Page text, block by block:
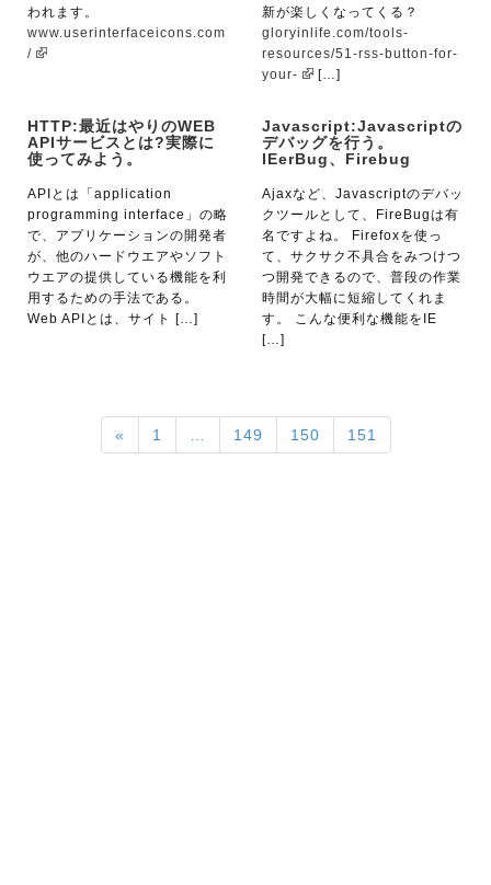
われます。
www.userinterfaceicons.com
/
新が楽しくなってくる？
gloryinlife.com/tools-
resources/51-rss-button-for-
your-
[…]
HTTP:最近はやりのWEB
APIサービスとは?実際に
使ってみよう。
APIとは「application
programming interface」の略
で、アプリケーションの開発者
が、他のハードウエアやソフト
ウエアの提供している機能を利
用するための手法である。
Web APIとは、サイト […]
Javascript:Javascriptの
デバッグを行う。
IEerBug、Firebug
Ajaxなど、Javascriptのデバッ
クツールとして、FireBugは有
名ですよね。 Firefoxを使っ
て、サクサク不具合をみつけつ
つ開発できるので、普段の作業
時間が大幅に短縮してくれま
す。 こんな便利な機能をIE
[…]
« 1 149 150 151